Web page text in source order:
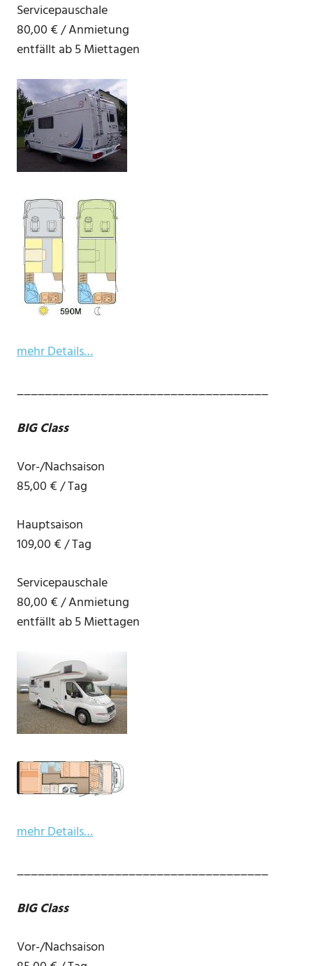
Servicepauschale
80,00 € / Anmietung
entfällt ab 5 Miettagen
mehr Details…
____________________________________
BIG Class
Vor-/Nachsaison
85,00 € / Tag
Hauptsaison
109,00 € / Tag
Servicepauschale
80,00 € / Anmietung
entfällt ab 5 Miettagen
mehr Details…
____________________________________
BIG Class
Vor-/Nachsaison